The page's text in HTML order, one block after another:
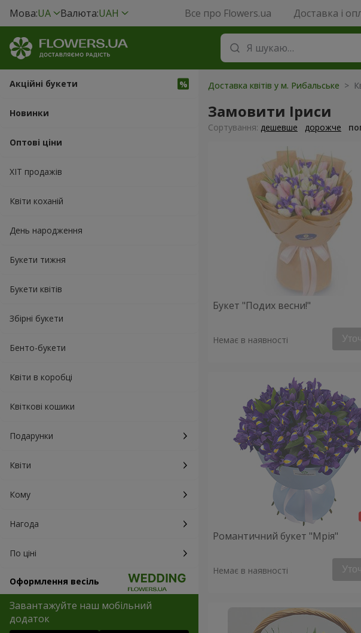
Мова:UA Валюта:UAH Все про Flowers.ua Доставка і
Акційні букети
Новинки
Оптові ціни
ХІТ продажів
Квіти коханій
День народження
Букети тижня
Букети квітів
Збірні букети
Бенто-букети
Квіти в коробці
Квіткові кошики
Подарунки
Квіти
Кому
Нагода
По ціні
Оформлення весіль
Завантажуйте наш мобільний
додаток
Доставка квітів у м. Рибальське >
Замовити Іриси
Сортування: дешевше дорожче
Букет "Подих весни!"
Немає в наявності
Романтичний букет "Мрія"
Немає в наявності